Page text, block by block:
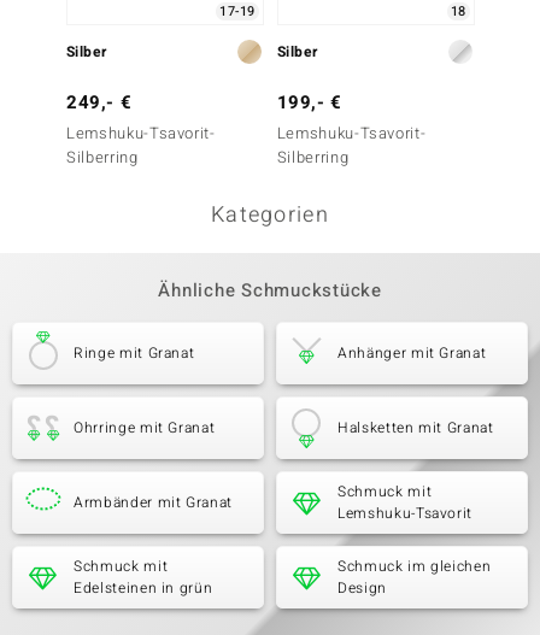
17-19
Silber
249,- €
Lemshuku-Tsavorit-
Silberring
18
Silber
199,- €
Lemshuku-Tsavorit-
Silberring
Kategorien
Ähnliche Schmuckstücke
Ringe mit Granat Anhänger mit Granat
Ohrringe mit Granat Halsketten mit Granat
Armbänder mit Granat
Schmuck mit
Lemshuku-Tsavorit
Schmuck mit
Edelsteinen in grün
Schmuck im gleichen
Design